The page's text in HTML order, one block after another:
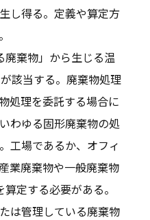
し得る。定義や算定方
廃棄物」から生じる温
該当する。廃棄物処理
処理を委託する場合に
わゆる固形廃棄物の処
工場であるか、オフィ
業廃棄物や一般廃棄物
定する必要がある。
は管理している廃棄物